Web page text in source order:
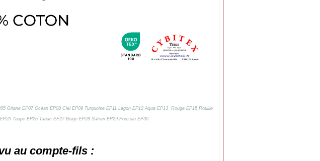
Gitane EP07 Océan EP08 Ciel EP09 Turquoise EP11 Lagon EP12 Aqua EP13 Rouge EP15 Rouille
Taupe EP26 Tabac EP27 Beige EP28 Safran EP29 Poussin EP30
au compte-fils :